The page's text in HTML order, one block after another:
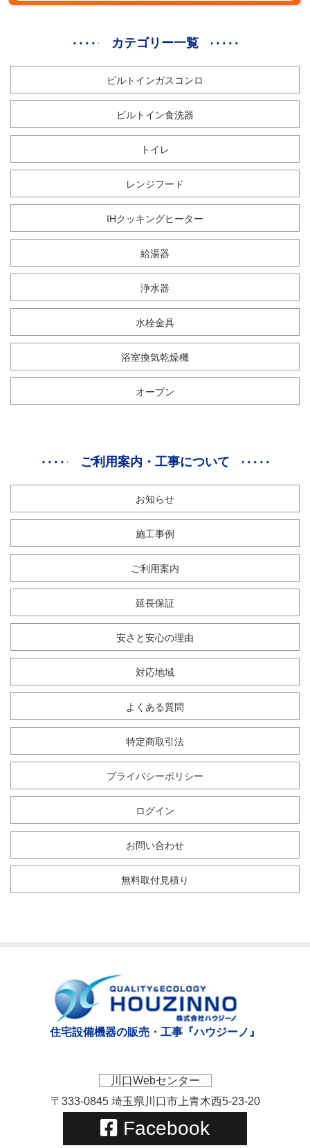
カテゴリー一覧
ビルトインガスコンロ
ビルトイン食洗器
トイレ
レンジフード
IHクッキングヒーター
給湯器
浄水器
水栓金具
浴室換気乾燥機
オーブン
ご利用案内・工事について
お知らせ
施工事例
ご利用案内
延長保証
安さと安心の理由
対応地域
よくある質問
特定商取引法
プライバシーポリシー
ログイン
お問い合わせ
無料取付見積り
住宅設備機器の販売・工事『ハウジーノ』
川口Webセンター
〒333-0845 埼玉県川口市上青木西5-23-20
Facebook